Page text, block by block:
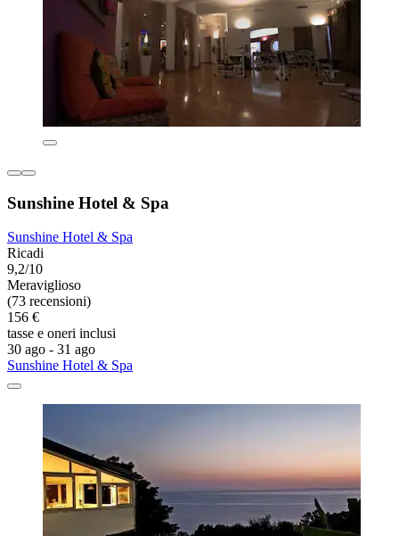
Sunshine Hotel & Spa
Sunshine Hotel & Spa
Ricadi
9,2/10
Meraviglioso
(73 recensioni)
156 €
tasse e oneri inclusi
30 ago - 31 ago
Sunshine Hotel & Spa